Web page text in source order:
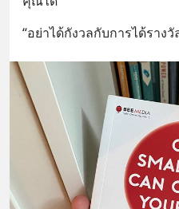
“อย่าได้กังวลกับการได้ราง